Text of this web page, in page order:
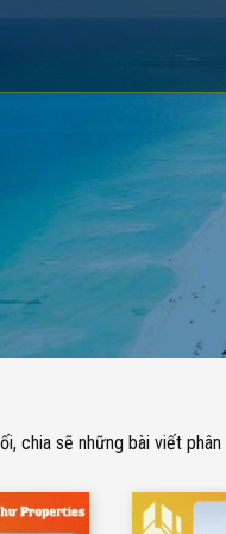
chia sẽ những bài viết